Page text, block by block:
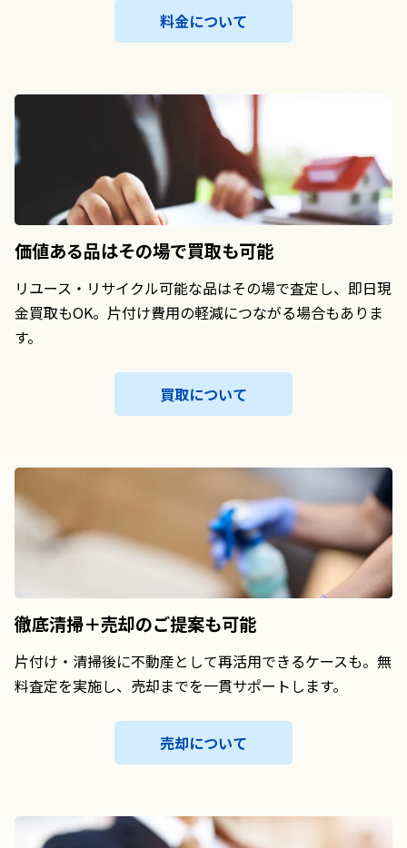
料金について
価値ある品はその場で買取も可能
リユース・リサイクル可能な品はその場で査定し、即日現
金買取もOK。片付け費用の軽減につながる場合もありま
す。
買取について
徹底清掃＋売却のご提案も可能
片付け・清掃後に不動産として再活用できるケースも。無
料査定を実施し、売却までを一貫サポートします。
売却について